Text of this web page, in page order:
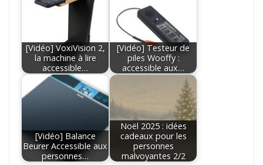
[Vidéo] VoxiVision 2,
la machine à lire
accessible…
[Vidéo] Testeur de
piles Wooffy :
accessible aux…
[Vidéo] Balance
Beurer Accessible aux
personnes…
Noël 2025 : idées
cadeaux pour les
personnes
malvoyantes 2/2